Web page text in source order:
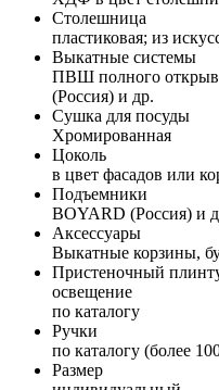
Столешница
пластиковая; из
Выкатные системы
ПВШ полного
(Россия) и др.
Сушка для посуды
Хромированная
Цоколь
в цвет фасадов или
Подъемники
BOYARD (Россия) и
Аксессуары
Выкатные корзины,
Пристеночный
освещение
по каталогу
Ручки
по каталогу (более
Размер